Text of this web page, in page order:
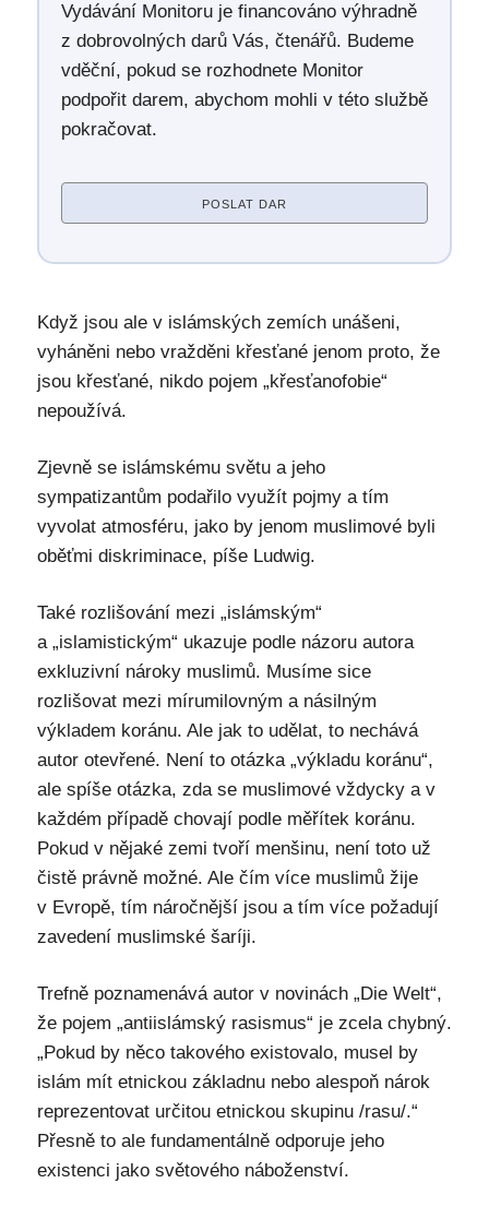
Vydávání Monitoru je financováno výhradně
z dobrovolných darů Vás, čtenářů. Budeme
vděční, pokud se rozhodnete Monitor
podpořit darem, abychom mohli v této službě
pokračovat.
POSLAT DAR
Když jsou ale v islámských zemích unášeni,
vyháněni nebo vražděni křesťané jenom proto, že
jsou křesťané, nikdo pojem „křesťanofobie“
nepoužívá.
Zjevně se islámskému světu a jeho
sympatizantům podařilo využít pojmy a tím
vyvolat atmosféru, jako by jenom muslimové byli
oběťmi diskriminace, píše Ludwig.
Také rozlišování mezi „islámským“
a „islamistickým“ ukazuje podle názoru autora
exkluzivní nároky muslimů. Musíme sice
rozlišovat mezi mírumilovným a násilným
výkladem koránu. Ale jak to udělat, to nechává
autor otevřené. Není to otázka „výkladu koránu“,
ale spíše otázka, zda se muslimové vždycky a v
každém případě chovají podle měřítek koránu.
Pokud v nějaké zemi tvoří menšinu, není toto už
čistě právně možné. Ale čím více muslimů žije
v Evropě, tím náročnější jsou a tím více požadují
zavedení muslimské šaríji.
Trefně poznamenává autor v novinách „Die Welt“,
že pojem „antiislámský rasismus“ je zcela chybný.
„Pokud by něco takového existovalo, musel by
islám mít etnickou základnu nebo alespoň nárok
reprezentovat určitou etnickou skupinu /rasu/.“
Přesně to ale fundamentálně odporuje jeho
existenci jako světového náboženství.